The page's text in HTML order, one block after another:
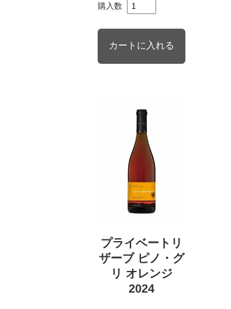
購入数
プライベートリ
ザーブ ピノ・グ
リ オレンジ
2024